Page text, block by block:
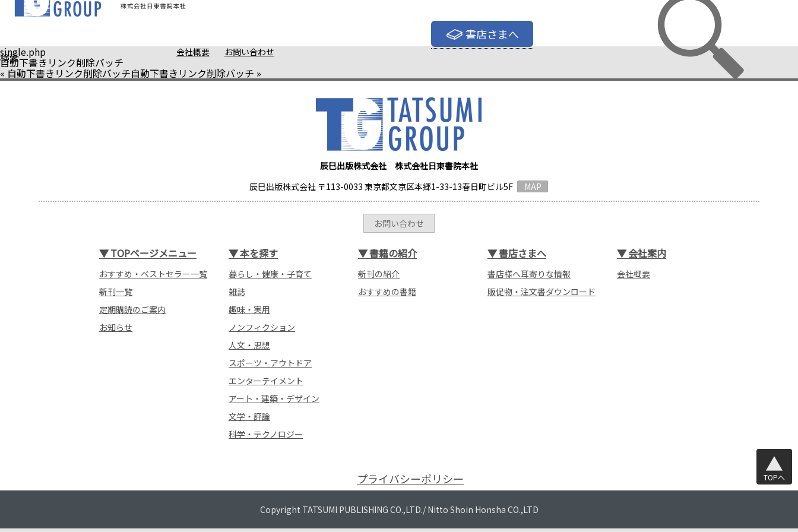
書店さまへ
会社概要 お問い合わせ
検索
single.php
自動下書きリンク削除バッチ
« 自動下書きリンク削除バッチ自動下書きリンク削除バッチ »
辰巳出版株式会社 株式会社日東書院本社
辰巳出版株式会社 〒113-0033 東京都文京区本郷1-33-13春日町ビル5F
MAP
お問い合わせ
▼TOPページメニュー
おすすめ・ベストセラー一覧
新刊一覧
定期購読のご案内
お知らせ
▼本を探す
暮らし・健康・子育て
雑誌
趣味・実用
ノンフィクション
人文・思想
スポーツ・アウトドア
エンターテイメント
アート・建築・デザイン
文学・評論
科学・テクノロジー
▼書籍の紹介
新刊の紹介
おすすめの書籍
▼書店さまへ
書店様へ耳寄りな情報
販促物・注文書ダウンロード
▼会社案内
会社概要
プライバシーポリシー TOPへ
Copyright TATSUMI PUBLISHING CO.,LTD./ Nitto Shoin Honsha CO.,LTD